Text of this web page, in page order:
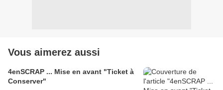
Vous aimerez aussi
4enSCRAP ... Mise en avant "Ticket à
Conserver"